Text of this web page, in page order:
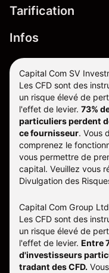
Tarification
Infos
Capital Com SV
Les CFD sont des
un risque élevé de
l'effet de levier. 73%
particuliers perdent
ce fournisseur. Vous
comprenez le
vous permettre de
capital. Veuillez vous
Divulgation des
Capital Com Group
Les CFD sont des
un risque élevé de
l'effet de levier. Entre
d'investisseurs
tradant des CFD.